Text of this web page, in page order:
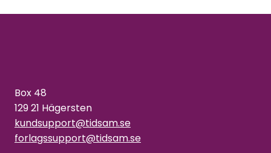
Box 48
129 21 Hägersten
kundsupport@tidsam.se
forlagssupport@tidsam.se